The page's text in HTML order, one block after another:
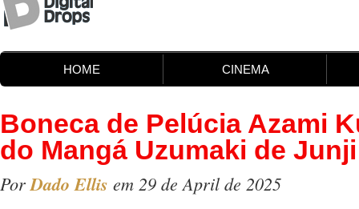
HOME CINEMA
Boneca de Pelúcia Azami
do Mangá Uzumaki de
PorDado Ellis em 29 de April de 2025